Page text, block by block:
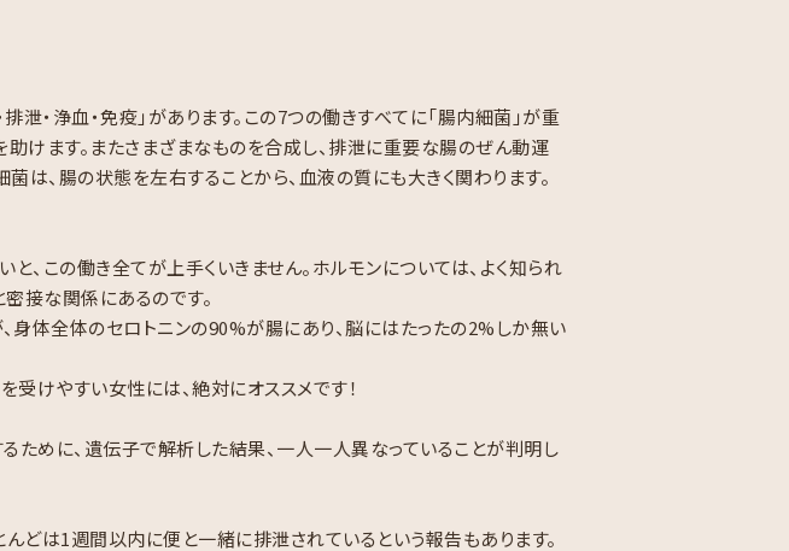
泄・浄血・免疫」があります。この7つの働きすべてに「腸内細菌」が重
けます。またさまざまなものを合成し、排泄に重要な腸のぜん動運
は、腸の状態を左右することから、血液の質にも大きく関わります。
と、この働き全てが上手くいきません。ホルモンについては、よく知られ
密接な関係にあるのです。
身体全体のセロトニンの90%が腸にあり、脳にはたったの2%しか無い
受けやすい女性には、絶対にオススメです！
めに、遺伝子で解析した結果、一人一人異なっていることが判明し
どは1週間以内に便と一緒に排泄されているという報告もあります。